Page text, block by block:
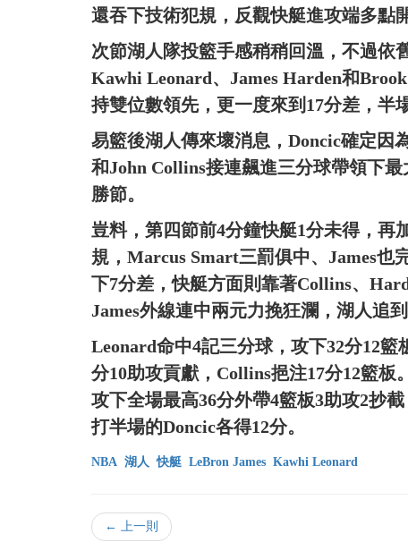
還吞下技術犯規，反觀快艇進攻端多點
次節湖人隊投籃手感稍稍回溫，不過依
Kawhi Leonard、James Harden和
持雙位數領先，更一度來到17分差，半
易籃後湖人傳來壞消息，Doncic確定因
和John Collins接連飆進三分球帶領下
勝節。
豈料，第四節前4分鐘快艇1分未得，再
規，Marcus Smart三罰俱中、James也
下7分差，快艇方面則靠著Collins、
James外線連中兩元力挽狂瀾，湖人追
Leonard命中4記三分球，攻下32分12籃
分10助攻貢獻，Collins挹注17分12籃板
攻下全場最高36分外帶4籃板3助攻2抄
打半場的Doncic各得12分。
NBA 湖人 快艇 LeBron James Kawhi Leonard
← 上一則